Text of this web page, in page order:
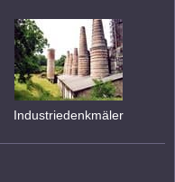
Industriedenkmäler